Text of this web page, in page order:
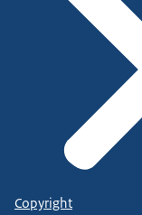
Copyright